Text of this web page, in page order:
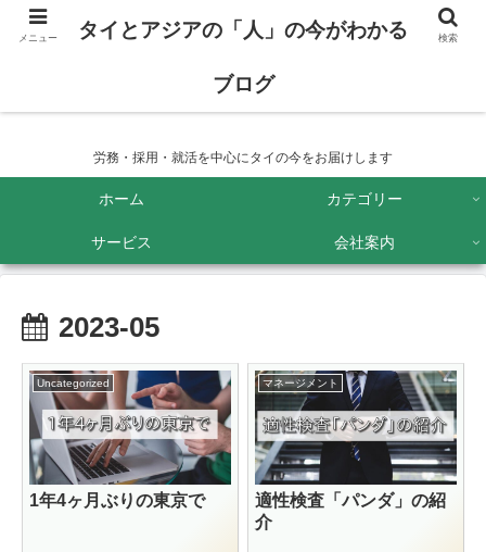
タイとアジアの「人」の今がわかるブログ
労務・採用・就活を中心にタイの今をお届けします
ホーム カテゴリー
サービス 会社案内
2023-05
Uncategorized
1年4ヶ月ぶりの東京で
マネージメント
適性検査「パンダ」の紹
介
メニュー タイとアジアの「人」の今がわかる
ブログ
検索